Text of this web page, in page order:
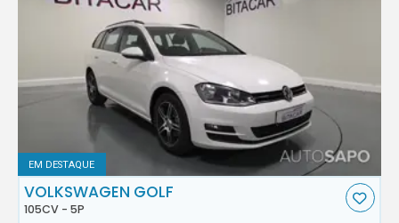
EM DESTAQUE
VOLKSWAGEN GOLF
105CV - 5P